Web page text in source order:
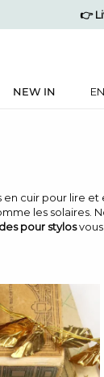
👉
NEW IN
cuir pour lire
les solaires.
pour stylosvous